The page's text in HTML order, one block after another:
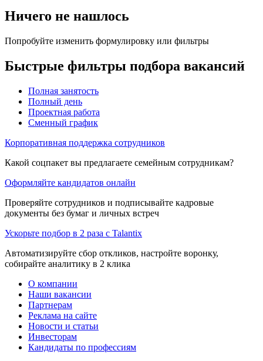
Ничего не нашлось
Попробуйте изменить формулировку или фильтры
Быстрые фильтры подбора вакансий
Полная занятость
Полный день
Проектная работа
Сменный график
Корпоративная поддержка сотрудников
Какой соцпакет вы предлагаете семейным сотрудникам?
Оформляйте кандидатов онлайн
Проверяйте сотрудников и подписывайте кадровые
документы без бумаг и личных встреч
Ускорьте подбор в 2 раза с Talantix
Автоматизируйте сбор откликов, настройте воронку,
собирайте аналитику в 2 клика
О компании
Наши вакансии
Партнерам
Реклама на сайте
Новости и статьи
Инвесторам
Кандидаты по профессиям